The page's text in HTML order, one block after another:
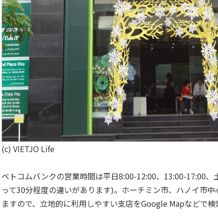
(c) VIETJO Life
ベトコムバンクの営業時間は平日8:00-12:00、13:00-17:00
って30分程度の違いがあります)。ホーチミン市、ハノイ市
ますので、立地的に利用しやすい支店をGoogle Mapなどで